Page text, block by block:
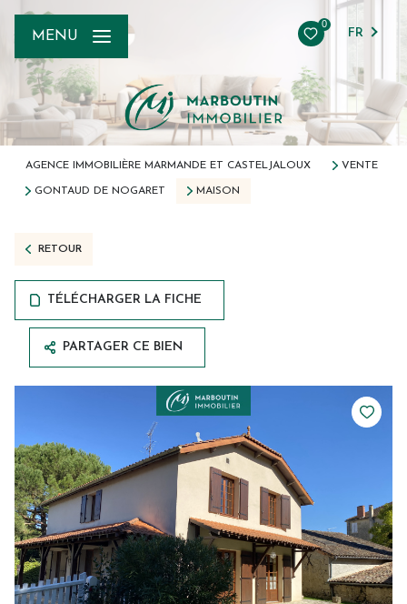
0
FR
MENU
AGENCE IMMOBILIÈRE MARMANDE ET CASTELJALOUX VENTE
GONTAUD DE NOGARET MAISON
RETOUR
TÉLÉCHARGER LA FICHE
PARTAGER CE BIEN